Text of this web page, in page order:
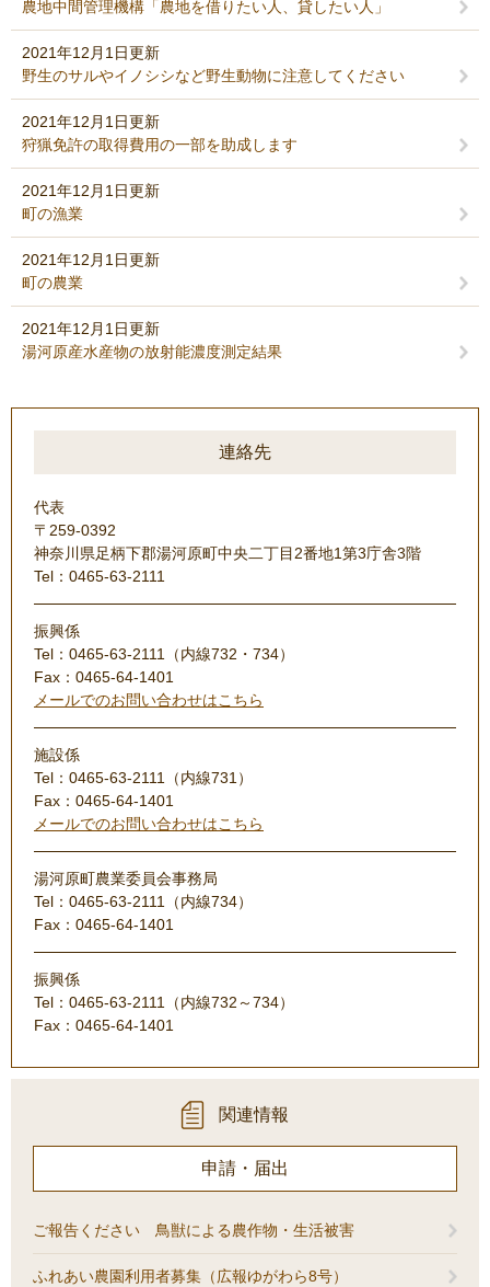
農地中間管理機構「農地を借りたい人、貸したい人」
2021年12月1日更新
野生のサルやイノシシなど野生動物に注意してください
2021年12月1日更新
狩猟免許の取得費用の一部を助成します
2021年12月1日更新
町の漁業
2021年12月1日更新
町の農業
2021年12月1日更新
湯河原産水産物の放射能濃度測定結果
連絡先
代表
〒259-0392
神奈川県足柄下郡湯河原町中央二丁目2番地1第3庁舎3階
Tel：0465-63-2111
振興係
Tel：0465-63-2111（内線732・734）
Fax：0465-64-1401
メールでのお問い合わせはこちら
施設係
Tel：0465-63-2111（内線731）
Fax：0465-64-1401
メールでのお問い合わせはこちら
湯河原町農業委員会事務局
Tel：0465-63-2111（内線734）
Fax：0465-64-1401
振興係
Tel：0465-63-2111（内線732～734）
Fax：0465-64-1401
関連情報
申請・届出
ご報告ください 鳥獣による農作物・生活被害
ふれあい農園利用者募集（広報ゆがわら8号）